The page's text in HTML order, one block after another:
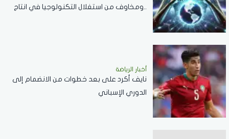
..ومخاوف من استغلال التكنولوجيا في انتاج
أخبار الرياضة
نايف أكرد على بعد خطوات من الانضمام إلى
الدوري الإسباني